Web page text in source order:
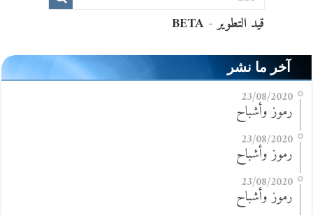
آخر ما نشر
23/08/2020
رموز وأشباح
23/08/2020
رموز وأشباح
23/08/2020
رموز وأشباح